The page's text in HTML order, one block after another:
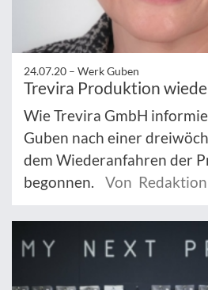
24.07.20 – Werk Guben
Trevira Produktion
Wie Trevira GmbH
Guben nach einer
dem Wiederanfahren der
begonnen.
Von Redaktion